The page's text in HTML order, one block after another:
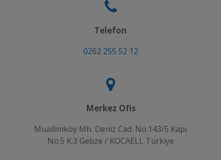
Telefon
0262 255 52 12
Merkez Ofis
Muallimköy Mh. Deniz Cad. No:143/5 Kapı
No:5 K:3 Gebze / KOCAELI, Türkiye